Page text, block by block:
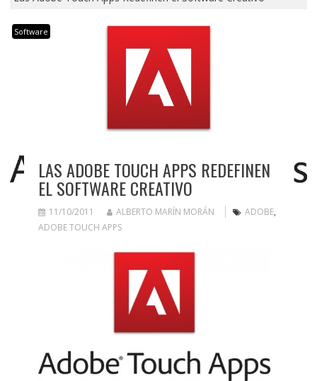
Software
LAS ADOBE TOUCH APPS REDEFINEN
EL SOFTWARE CREATIVO
11/10/2011 ALBERTO MARÍN MORÁN ADOBE,
ADOBE TOUCH APPS